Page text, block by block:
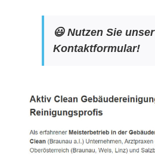
😃 Nutzen Sie unser
Kontaktformular!